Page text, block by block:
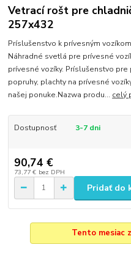
Vetrací rošt pre
257x432
Príslušenstvo k prívesným
Náhradné svetlá pre prívesné
prívesné vozíky. Príslušenstvo
popruhy, plachty na prívesné
našej ponuke.Nazwa produ... celý
Dostupnosť 3-7 dni
90,74 €
73,77 € bez DPH
Pridať do
Tento mesiac